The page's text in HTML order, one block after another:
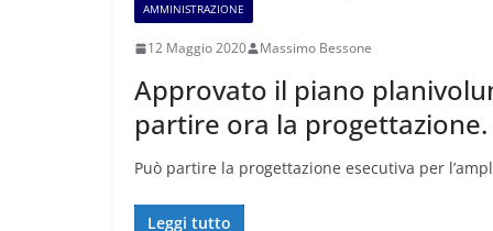
AMMINISTRAZIONE
12 Maggio 2020 Massimo Bessone
Approvato il piano
partire ora la progettazione.
Può partire la progettazione esecutiva per
Leggi tutto